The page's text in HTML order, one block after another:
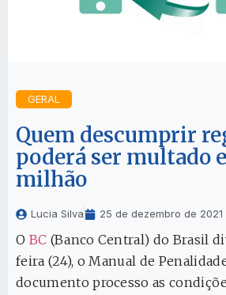
GERAL
Quem descumprir
poderá ser multado
milhão
Lucia Silva 25 de dezembro de 2021
O BC (Banco Central) do Brasil
feira (24), o Manual de
documento processo as